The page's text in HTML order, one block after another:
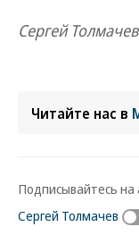
Сергей Толмачев
Читайте нас в
Подписывайтесь на
Сергей Толмачев